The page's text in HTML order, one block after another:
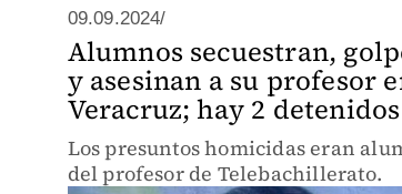
09.09.2024/
Alumnos secuestran,
y asesinan a su profesor
Veracruz; hay 2 detenidos
Los presuntos homicidas eran
del profesor de Telebachillerato.